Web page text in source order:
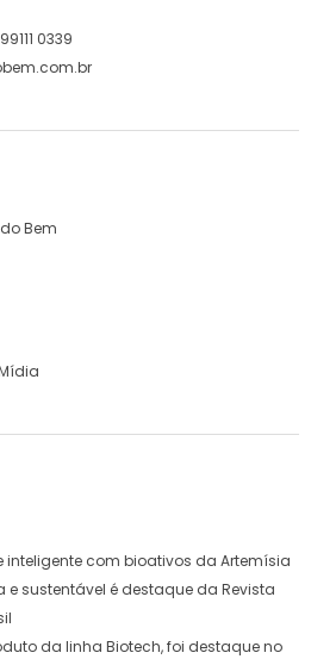
0339
Bem
inteligente com bioativos da Artemísia
sustentável é destaque da Revista
da linha Biotech, foi destaque no